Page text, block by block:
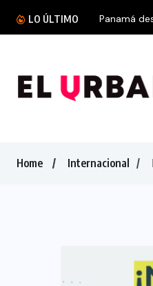
LO ÚLTIMO Panamá
Home Internacional